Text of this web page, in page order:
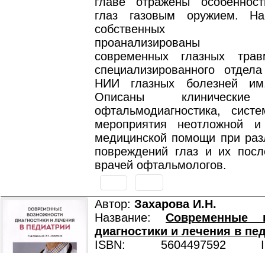
глаз газовым оружием.
собственных
проанализированы
современных глазных
специализированного
НИИ глазных болезней
Описаны клинические
офтальмодиагностика,
мероприятия неотложной и
медицинской помощи при
повреждений глаз и их
врачей офтальмологов.
Автор: Захарова И.Н.
Название: Современные
диагностики и лечения в
ISBN: 5604497592